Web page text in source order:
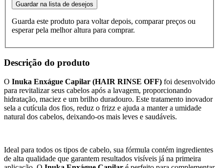
Guardar na lista de desejos
Guarda este produto para voltar depois, comparar preços ou
esperar pela melhor altura para comprar.
Descrição do produto
O Inuka Enxágue Capilar (HAIR RINSE OFF) foi desenvolvido
para revitalizar seus cabelos após a lavagem, proporcionando
hidratação, maciez e um brilho duradouro. Este tratamento inovador
sela a cutícula dos fios, reduz o frizz e ajuda a manter a umidade
natural dos cabelos, deixando-os mais leves e saudáveis.
Ideal para todos os tipos de cabelo, sua fórmula contém ingredientes
de alta qualidade que garantem resultados visíveis já na primeira